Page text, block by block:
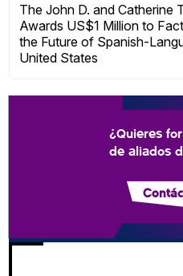
The John D. and Catherine
Awards US$1 Million to
the Future of Spanish-
United States
¿Quieres
de aliados